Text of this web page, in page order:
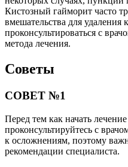
Кистозный гайморит часто
вмешательства для
проконсультироваться с
метода лечения.
Советы
СОВЕТ №1
Перед тем как начать
проконсультируйтесь с
к осложнениям, поэтому
рекомендации специалиста.